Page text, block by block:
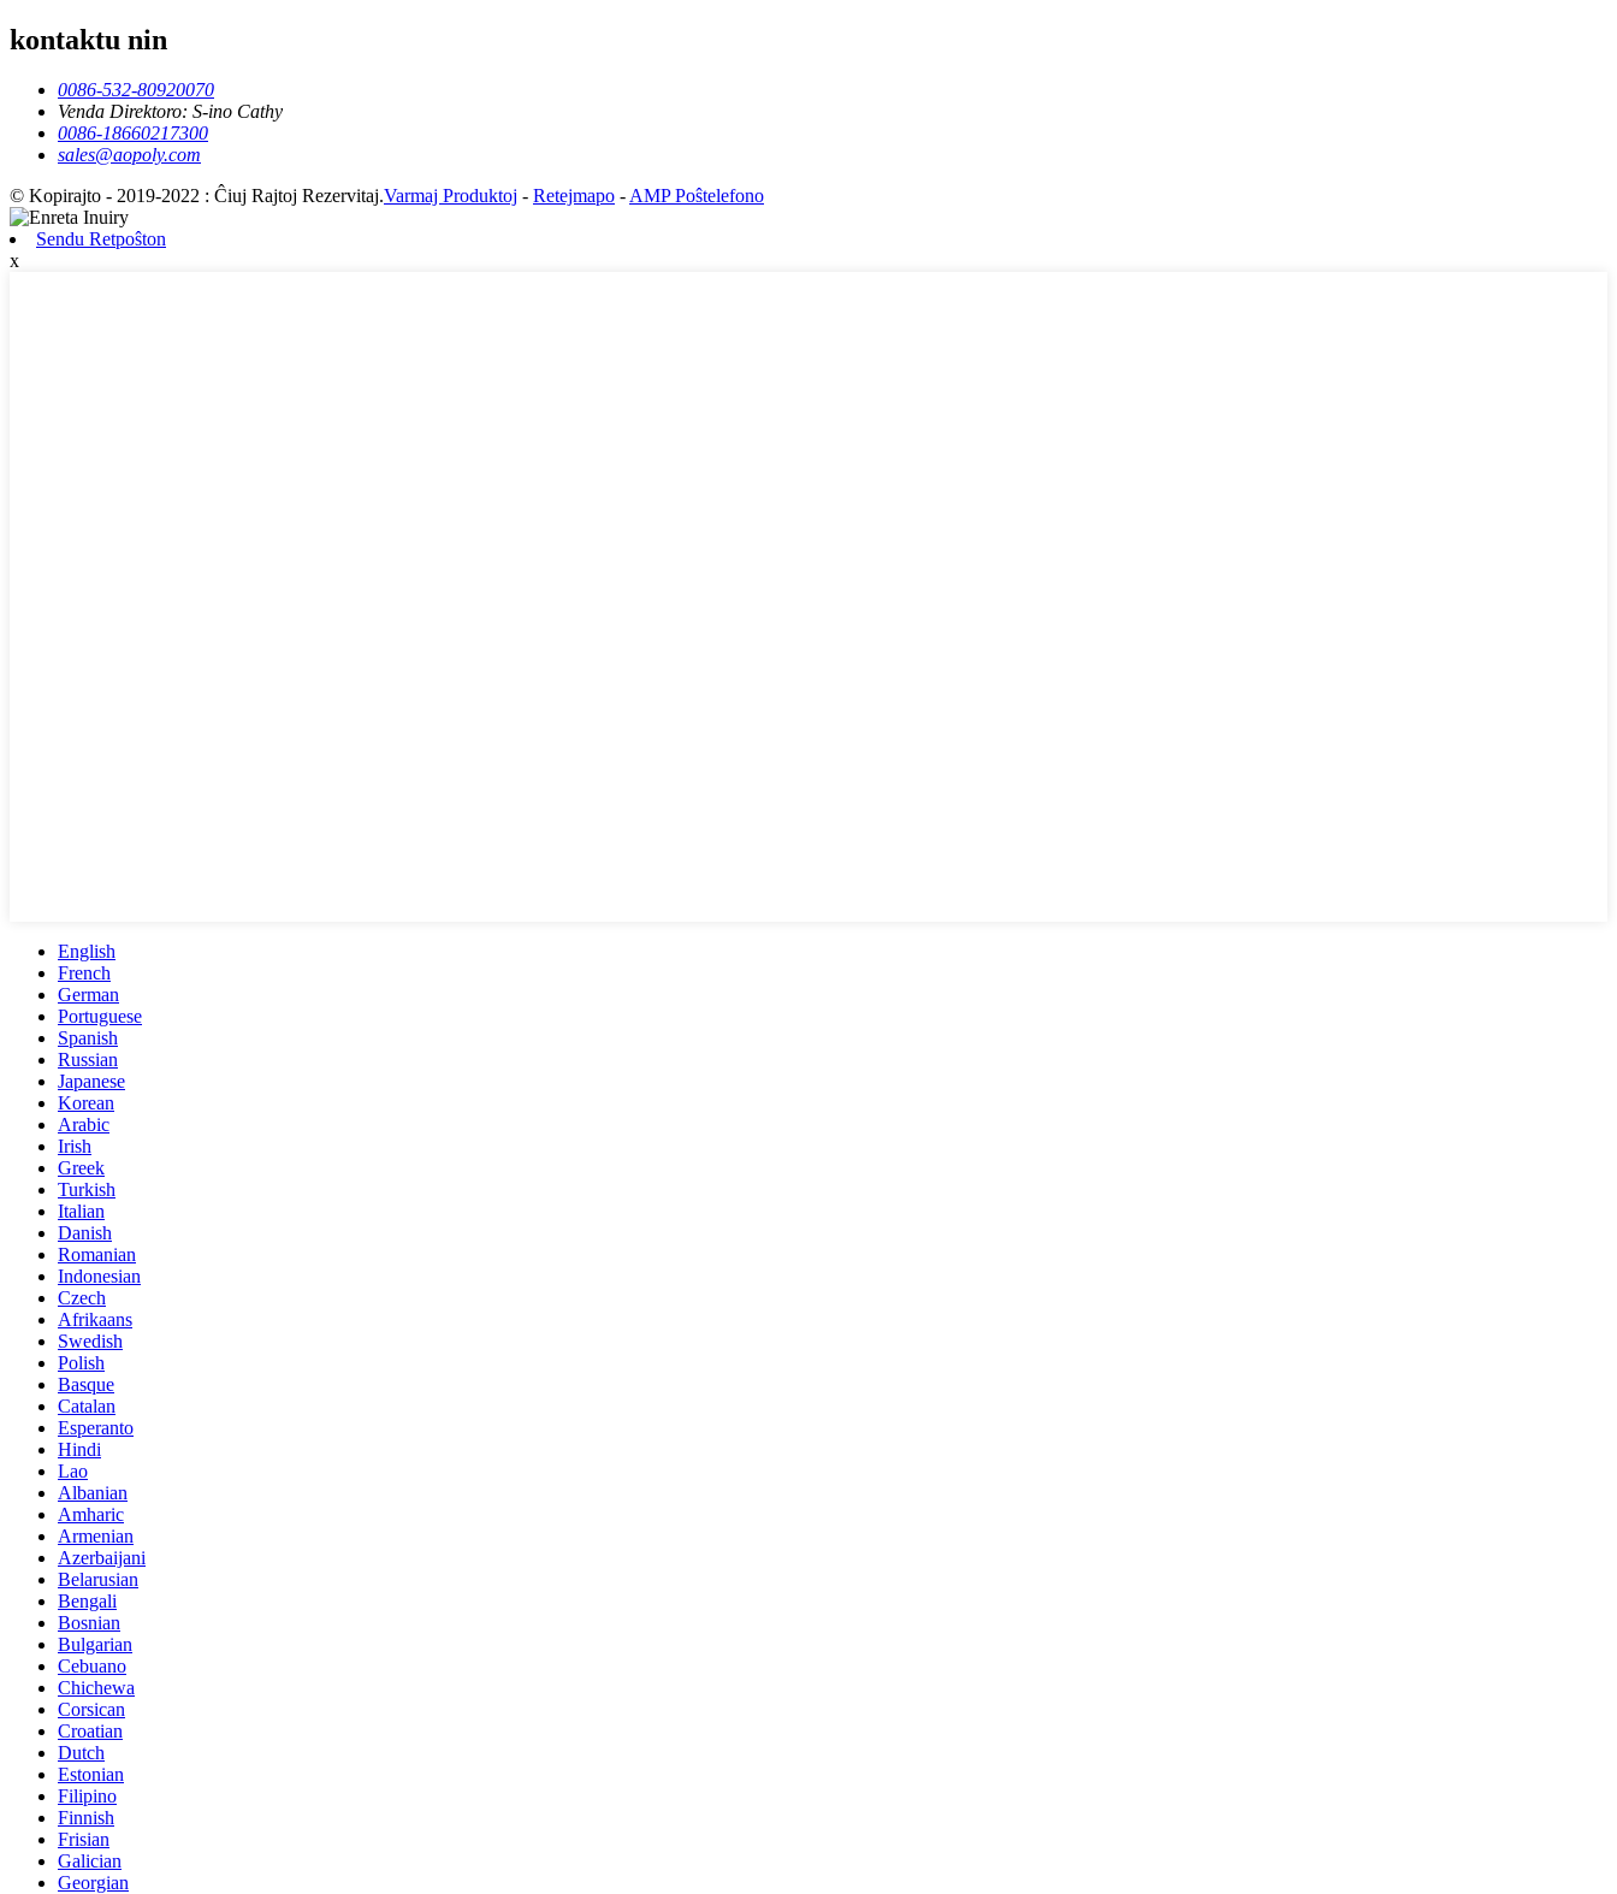
kontaktu nin
0086-532-80920070
Venda Direktoro: S-ino Cathy
0086-18660217300
sales@aopoly.com
© Kopirajto - 2019-2022 : Ĉiuj Rajtoj Rezervitaj.Varmaj Produktoj - Retejmapo -AMP Poŝtelefono
Sendu Retpoŝton
x
English
French
German
Portuguese
Spanish
Russian
Japanese
Korean
Arabic
Irish
Greek
Turkish
Italian
Danish
Romanian
Indonesian
Czech
Afrikaans
Swedish
Polish
Basque
Catalan
Esperanto
Hindi
Lao
Albanian
Amharic
Armenian
Azerbaijani
Belarusian
Bengali
Bosnian
Bulgarian
Cebuano
Chichewa
Corsican
Croatian
Dutch
Estonian
Filipino
Finnish
Frisian
Galician
Georgian